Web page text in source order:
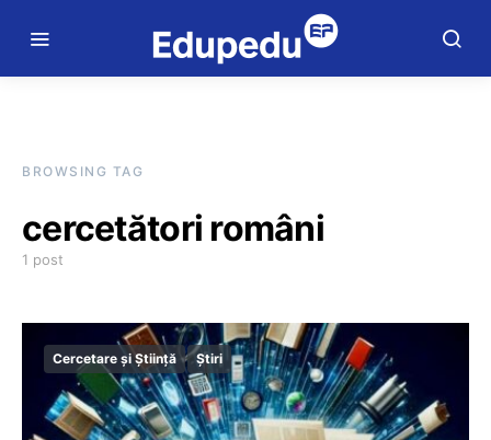
BROWSING TAG
cercetători români
1 post
Cercetare și Știință Știri